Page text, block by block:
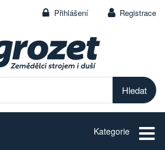
Přihlášení Registrace
Kategorie